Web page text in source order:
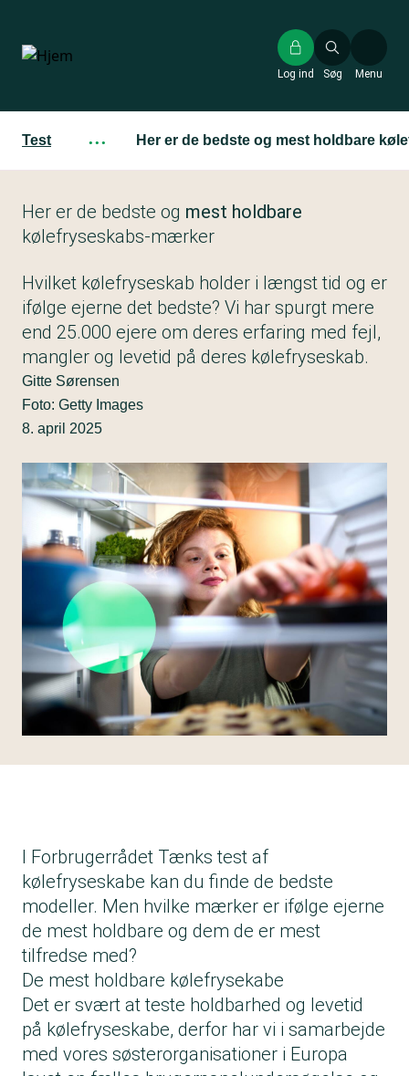
hovedindhold
Søg
Log ind Menu
Test ··· Her er de bedste og mest holdbare
Her er de bedste og mest holdbare
kølefryseskabs-mærker
Hvilket kølefryseskab holder i længst tid og er
ifølge ejerne det bedste? Vi har spurgt mere
end 25.000 ejere om deres erfaring med fejl,
mangler og levetid på deres kølefryseskab.
Gitte Sørensen
Foto: Getty Images
8. april 2025
I Forbrugerrådet Tænks test af
kølefryseskabe kan du finde de bedste
modeller. Men hvilke mærker er ifølge ejerne
de mest holdbare og dem de er mest
tilfredse med?
De mest holdbare kølefrysekabe
Det er svært at teste holdbarhed og levetid
på kølefryseskabe, derfor har vi i samarbejde
med vores søsterorganisationer i Europa